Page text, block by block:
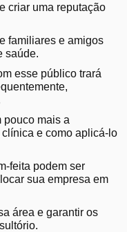
criar uma reputação
familiares e amigos
saúde.
esse público trará
pouco mais a
e como aplicá-lo
feita podem ser
sua empresa em
área e garantir os